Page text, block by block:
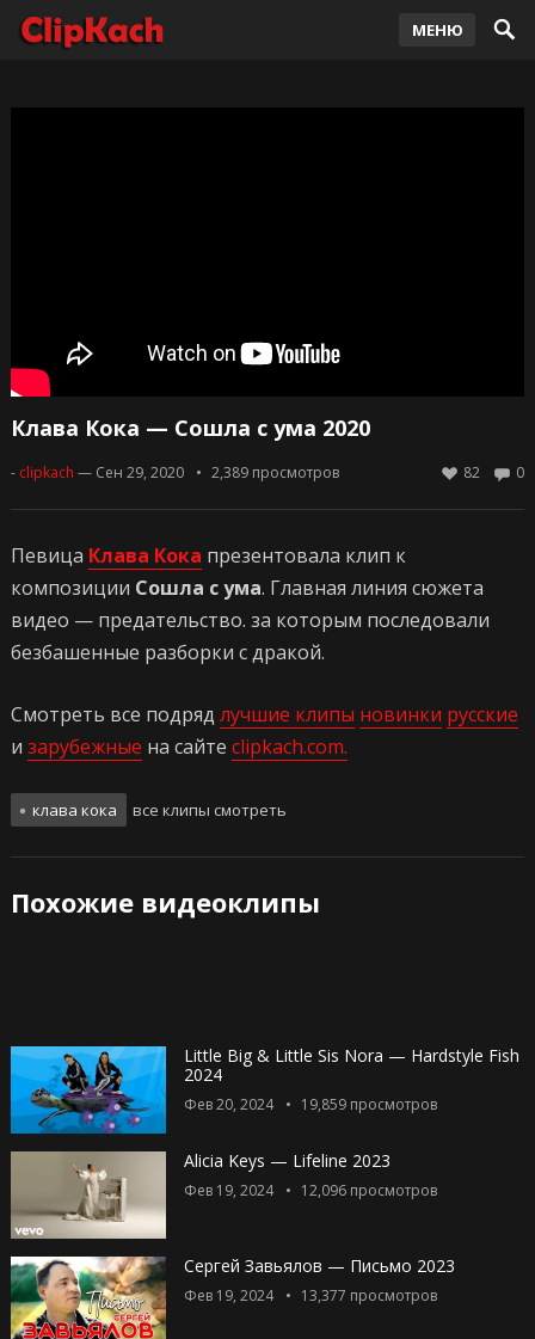
МЕНЮ
Клава Кока — Сошла с ума 2020
- clipkach — Сен 29, 2020 2,389просмотров 0
82
Певица Клава Кока презентовала клип к
композиции Сошла с ума. Главная линия сюжета
видео — предательство. за которым последовали
безбашенные разборки с дракой.
Смотреть все подряд лучшие клипы новинки русские
и зарубежные на сайте clipkach.com.
клава кока все клипы смотреть
Похожие видеоклипы
Little Big & Little Sis Nora — Hardstyle Fish
2024
Фев 20, 2024 19,859просмотров
Alicia Keys — Lifeline 2023
Фев 19, 2024 12,096просмотров
Сергей Завьялов — Письмо 2023
Фев 19, 2024 13,377 просмотров